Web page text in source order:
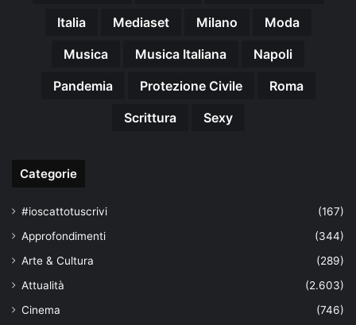
Italia
Mediaset Milano
Moda
Musica
Musica Italiana
Napoli
Pandemia
Protezione Civile
Roma
Scrittura
Sexy
Categorie
#ioscattotuscrivi
(167)
Approfondimenti
(344)
Arte & Cultura
(289)
Attualità
(2.603)
Cinema
(746)